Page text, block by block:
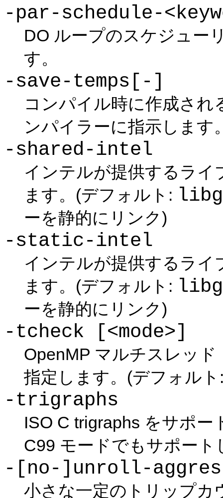
-par-schedule-
DO ループのスケジュー
す。
-save-temps[-]
コンパイル時に作成さ
ンパイラーに指示します
-shared-intel
インテルが提供するラ
ます。(デフォルト:
ーを静的にリンク)
-static-intel
インテルが提供するラ
ます。(デフォルト:
ーを静的にリンク)
-tcheck [<mode>]
OpenMP マルチスレッ
指定します。(デフォル
-trigraphs
ISO C trigraphs をサポ
C99 モードでもサポー
-[no-]unroll-
小さな一定のトリップカ